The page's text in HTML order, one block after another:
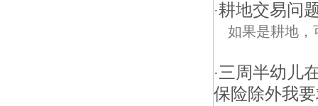
·耕地交易问
如果是耕地，
·三周半幼儿
保险除外我